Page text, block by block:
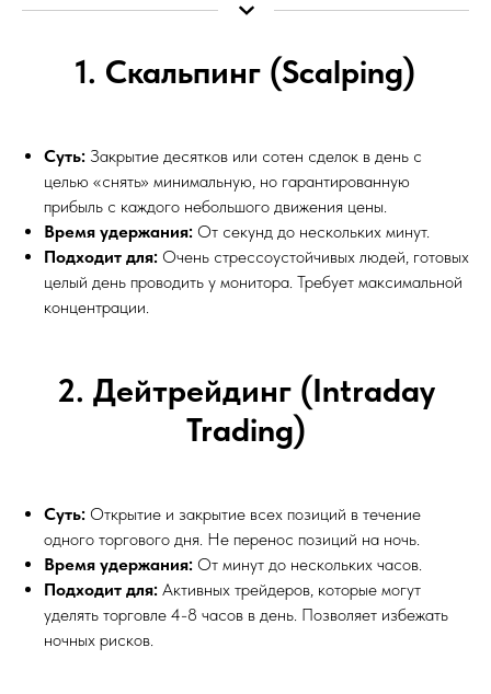
1. Скальпинг (Scalping)
Суть: Закрытие десятков или сотен сделок в день с
целью «снять» минимальную, но гарантированную
прибыль с каждого небольшого движения цены.
Время удержания: От секунд до нескольких минут.
Подходит для: Очень стрессоустойчивых людей, готовых
целый день проводить у монитора. Требует максимальной
концентрации.
2. Дейтрейдинг (Intraday
Trading)
Суть: Открытие и закрытие всех позиций в течение
одного торгового дня. Не перенос позиций на ночь.
Время удержания: От минут до нескольких часов.
Подходит для: Активных трейдеров, которые могут
уделять торговле 4-8 часов в день. Позволяет избежать
ночных рисков.